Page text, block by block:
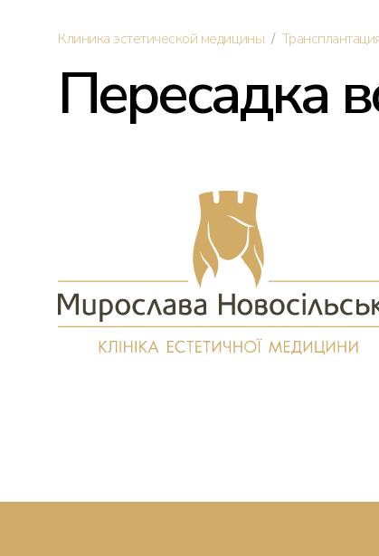
Инъекции красоты
Трихология
Трансплантация волос
Интимная пластика
Клиника эстетической медицины /
Пересадка